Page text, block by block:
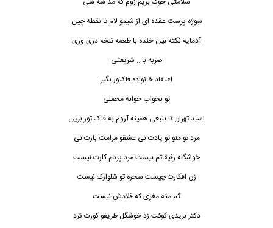
سوژه پرست عقده ای از شیمو لام تا نقطه چین
آدمایه نکته بین خنده با طعمه تلخه دری وری
ضربه با .. شریعتی
اعتقاد خانواده فاکتور بگیر
تو بخواب خوابه مخملی
اسید تهران تا بنبعی همینه آروم به فاک تور برین
مرد تو منو تو یادت نی عشقو مرامت بارت نی
خوشگله رفیقاتم بیست مرد پردم کارت نیست
زن افکارت چیست سحره تو شلوارک نیست
گم مثه مغزی که قلادش نیست
دکتر بریدی کوکت زد خوشگل ظریفو کورت کرد